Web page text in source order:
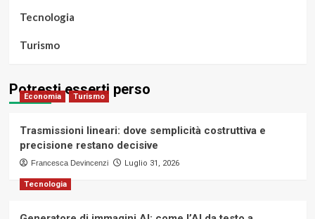
Tecnologia
Turismo
Potresti esserti perso
Economia Turismo
Trasmissioni lineari: dove semplicità costruttiva e
precisione restano decisive
Francesca Devincenzi Luglio 31, 2026
Tecnologia